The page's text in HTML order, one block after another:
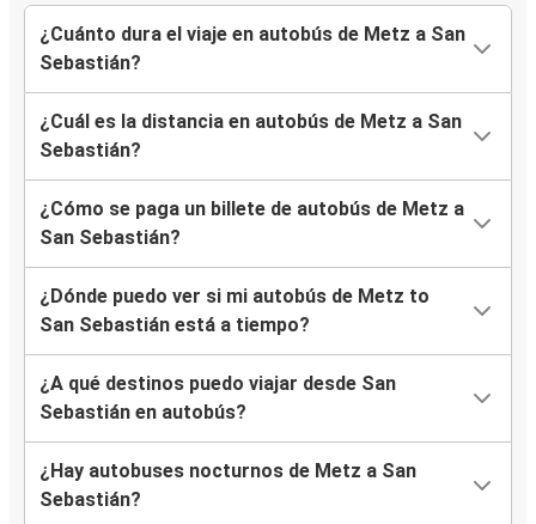
¿Cuánto dura el viaje en autobús de Metz a San
Sebastián?
¿Cuál es la distancia en autobús de Metz a San
Sebastián?
¿Cómo se paga un billete de autobús de Metz a
San Sebastián?
¿Dónde puedo ver si mi autobús de Metz to
San Sebastián está a tiempo?
¿A qué destinos puedo viajar desde San
Sebastián en autobús?
¿Hay autobuses nocturnos de Metz a San
Sebastián?